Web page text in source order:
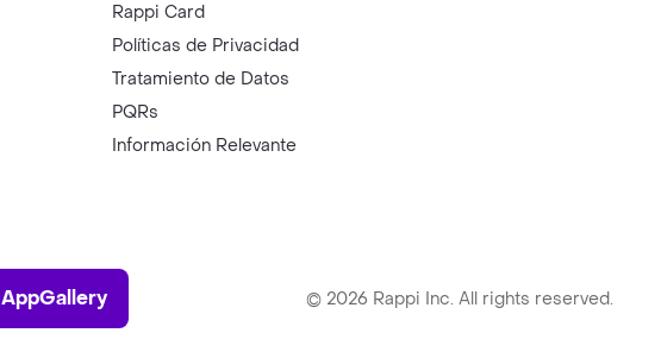
Rappi Card
Políticas de Privacidad
Tratamiento de Datos
PQRs
Información Relevante
AppGallery
AppGallery © 2026 Rappi Inc. All rights reserved.